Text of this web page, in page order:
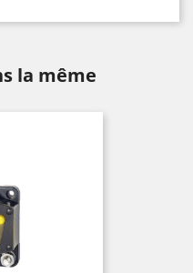
la même